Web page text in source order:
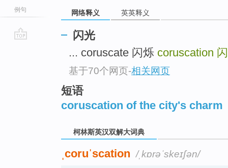
例句
网络释义 英英释义
闪光
... coruscate 闪烁 coruscation
基于70个网页-相关网页
短语
coruscation of the city's charm
柯林斯英汉双解大词典
ˌcoruˈscation /ˌkɒrəˈskeɪʃən/